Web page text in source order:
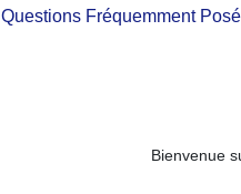
Questions Fréquemment
Bienvenue